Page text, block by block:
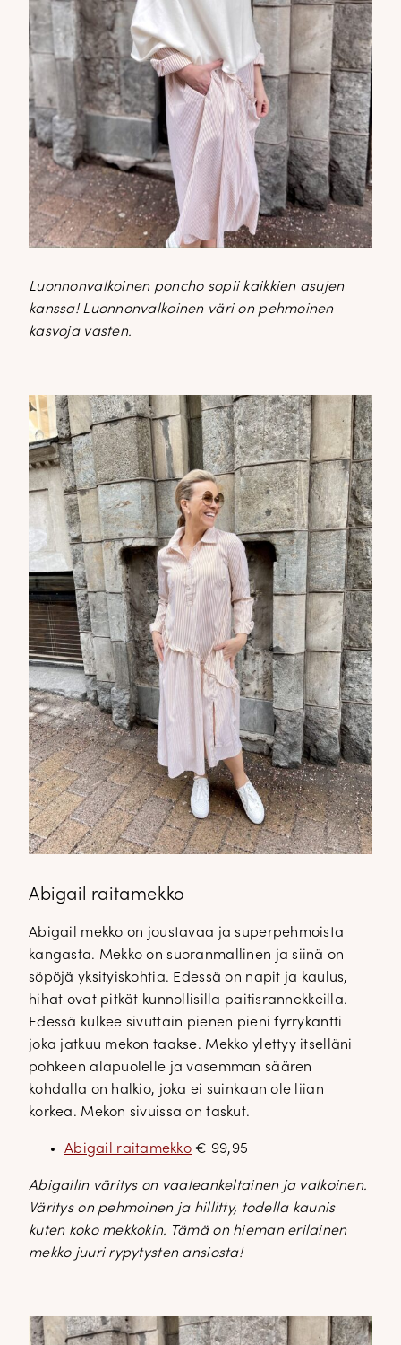
Luonnonvalkoinen poncho sopii kaikkien asujen
kanssa! Luonnonvalkoinen väri on pehmoinen
kasvoja vasten.
Abigail raitamekko
Abigail mekko on joustavaa ja superpehmoista
kangasta. Mekko on suoranmallinen ja siinä on
söpöjä yksityiskohtia. Edessä on napit ja kaulus,
hihat ovat pitkät kunnollisilla paitisrannekkeilla.
Edessä kulkee sivuttain pienen pieni fyrrykantti
joka jatkuu mekon taakse. Mekko ylettyy itselläni
pohkeen alapuolelle ja vasemman säären
kohdalla on halkio, joka ei suinkaan ole liian
korkea. Mekon sivuissa on taskut.
Abigail raitamekko € 99,95
Abigailin väritys on vaaleankeltainen ja valkoinen.
Väritys on pehmoinen ja hillitty, todella kaunis
kuten koko mekkokin. Tämä on hieman erilainen
mekko juuri rypytysten ansiosta!